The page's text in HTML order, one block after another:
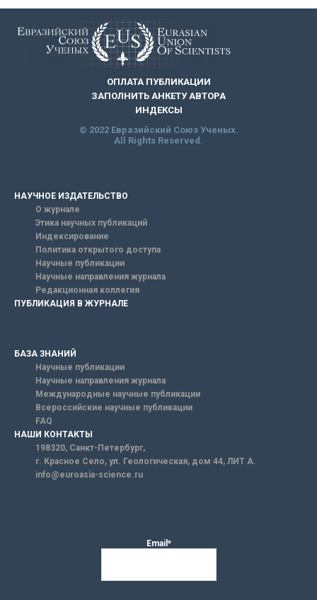
ОПЛАТА ПУБЛИКАЦИИ
ЗАПОЛНИТЬ АНКЕТУ АВТОРА
ИНДЕКСЫ
© 2022 Евразийский Союз Ученых.
All Rights Reserved.
НАУЧНОЕ ИЗДАТЕЛЬСТВО
О журнале
Этика научных публикаций
Индексирование
Политика открытого доступа
Научные публикации
Научные направления журнала
Редакционная коллегия
ПУБЛИКАЦИЯ В ЖУРНАЛЕ
БАЗА ЗНАНИЙ
Научные публикации
Научные направления журнала
Международные научные публикации
Всероссийские научные публикации
FAQ
НАШИ КОНТАКТЫ
198320, Санкт-Петербург,
г. Красное Село, ул. Геологическая, дом 44, ЛИТ А.
info@euroasia-science.ru
Email*